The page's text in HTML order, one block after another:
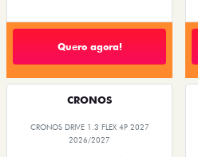
Quero agora!
CRONOS
CRONOS DRIVE 1.3 FLEX 4P 2027
2026/2027